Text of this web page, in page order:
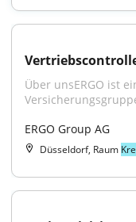
Über unsERGO ist
ERGO Group AG
Düsseldorf, Raum